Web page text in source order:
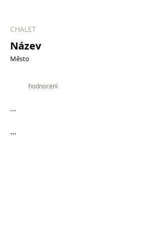
CHALET
Název
Město
hodnocení
...
...